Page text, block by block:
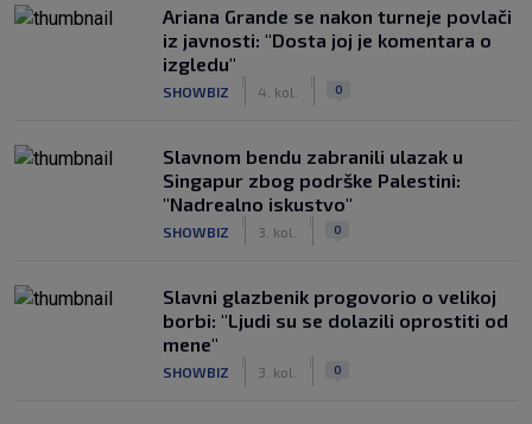
Ariana Grande se nakon turneje povlači
iz javnosti: "Dosta joj je komentara o
izgledu"
SHOWBIZ 4. kol. 0
Slavnom bendu zabranili ulazak u
Singapur zbog podrške Palestini:
"Nadrealno iskustvo"
SHOWBIZ 3. kol. 0
Slavni glazbenik progovorio o velikoj
borbi: "Ljudi su se dolazili oprostiti od
mene"
SHOWBIZ 3. kol. 0